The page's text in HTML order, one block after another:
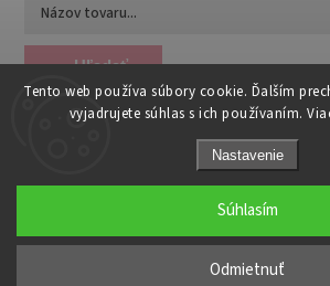
Tento web používa súbory cookie. Ďalším
vyjadrujete súhlas s ich používaním.
Nastavenie
Odmietnuť
Súhlasím
Hľadať
Copyright 2026Usporiadajto.sk. Všetky
Grafický návrh vytvořil a nakódovalShoptak.cz